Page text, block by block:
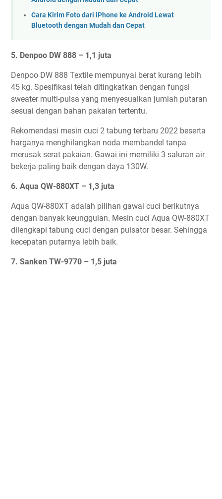
Cara Kirim Foto dari iPhone ke Android Lewat
Bluetooth dengan Mudah dan Cepat
5. Denpoo DW 888 – 1,1 juta
Denpoo DW 888 Textile mempunyai berat kurang lebih
45 kg. Spesifikasi telah ditingkatkan dengan fungsi
sweater multi-pulsa yang menyesuaikan jumlah putaran
sesuai dengan bahan pakaian tertentu.
Rekomendasi mesin cuci 2 tabung terbaru 2022 beserta
harganya menghilangkan noda membandel tanpa
merusak serat pakaian. Gawai ini memiliki 3 saluran air
bekerja paling baik dengan daya 130W.
6. Aqua QW-880XT – 1,3 juta
Aqua QW-880XT adalah pilihan gawai cuci berikutnya
dengan banyak keunggulan. Mesin cuci Aqua QW-880XT
dilengkapi tabung cuci dengan pulsator besar. Sehingga
kecepatan putarnya lebih baik.
7. Sanken TW-9770 – 1,5 juta